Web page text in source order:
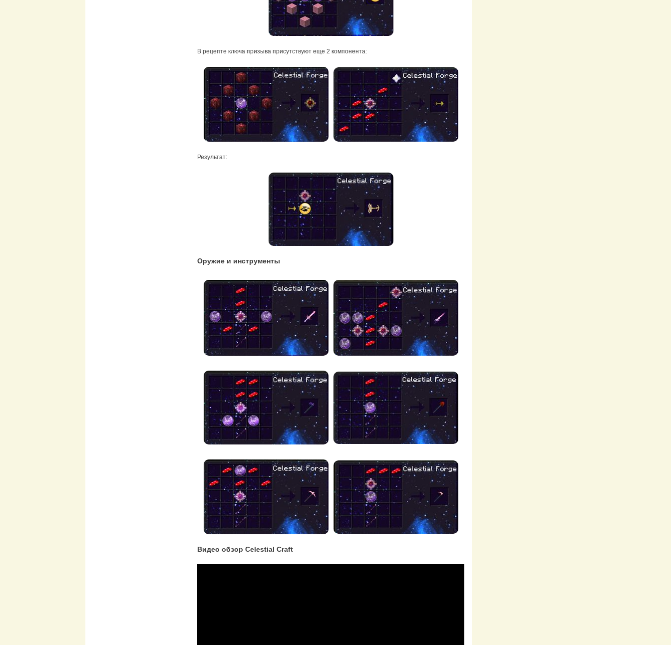
В рецепте ключа призыва присутствуют еще 2 компонента:
Результат:
Оружие и инструменты
Видео обзор Celestial Craft